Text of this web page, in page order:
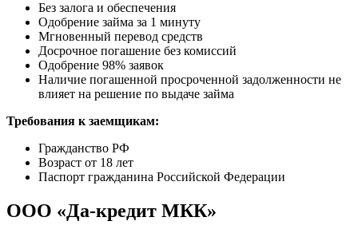
Без залога и обеспечения
Одобрение займа за 1 минуту
Мгновенный перевод средств
Досрочное погашение без комиссий
Одобрение 98% заявок
Наличие погашенной просроченной задолженности не
влияет на решение по выдаче займа
Требования к заемщикам:
Гражданство РФ
Возраст от 18 лет
Паспорт гражданина Российской Федерации
ООО «Да-кредит МКК»